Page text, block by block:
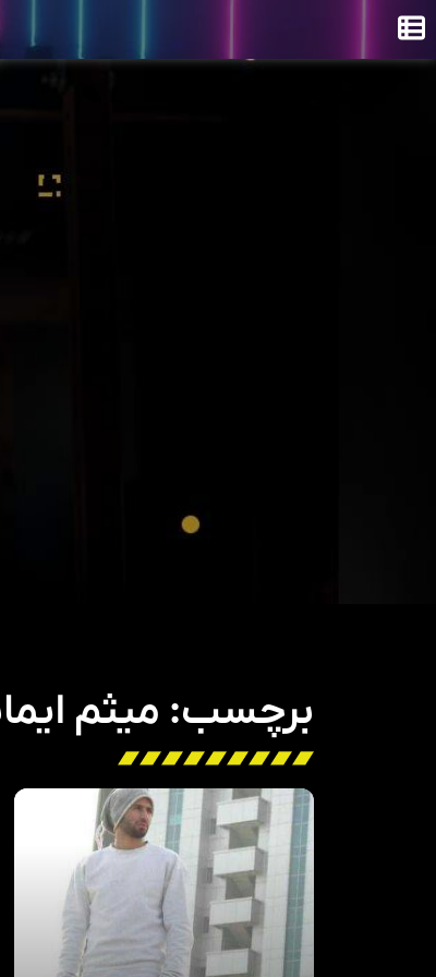
برچسب: میثم